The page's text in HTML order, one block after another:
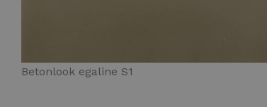
Betonlook egaline S1